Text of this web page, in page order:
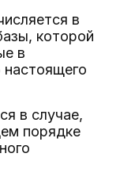
в
которой
в
настоящего
в случае,
порядке